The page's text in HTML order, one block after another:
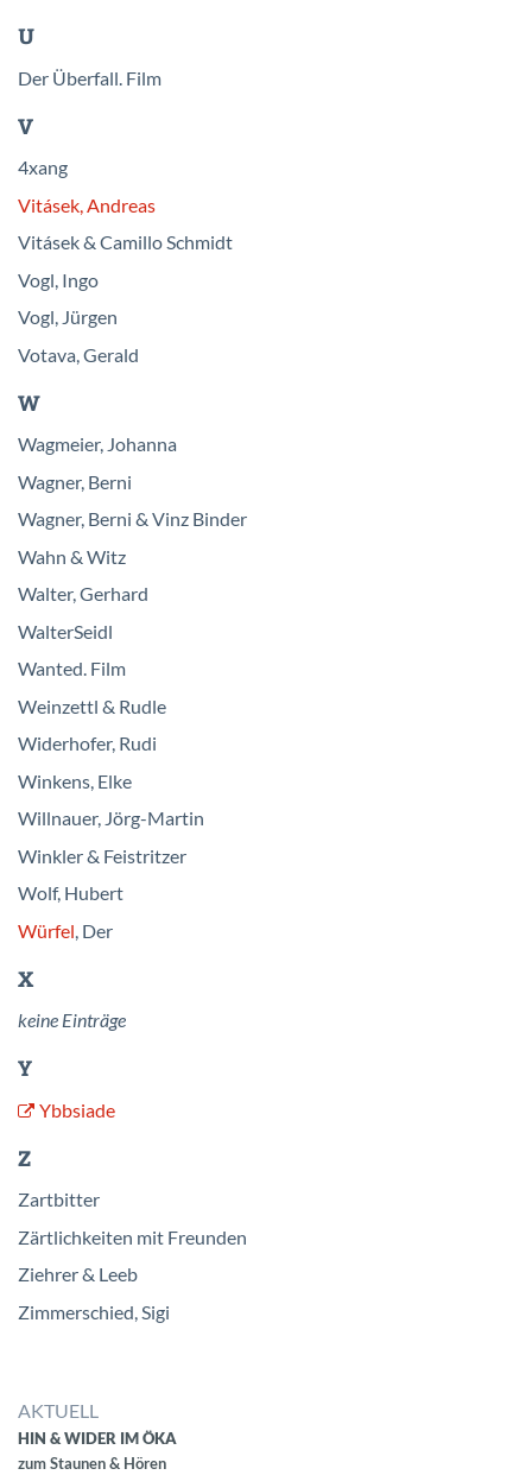
U
Der Überfall. Film
V
4xang
Vitásek, Andreas
Vitásek & Camillo Schmidt
Vogl, Ingo
Vogl, Jürgen
Votava, Gerald
W
Wagmeier, Johanna
Wagner, Berni
Wagner, Berni & Vinz Binder
Wahn & Witz
Walter, Gerhard
WalterSeidl
Wanted. Film
Weinzettl & Rudle
Widerhofer, Rudi
Winkens, Elke
Willnauer, Jörg-Martin
Winkler & Feistritzer
Wolf, Hubert
Würfel, Der
X
keine Einträge
Y
Ybbsiade
Z
Zartbitter
Zärtlichkeiten mit Freunden
Ziehrer & Leeb
Zimmerschied, Sigi
AKTUELL
HIN & WIDER IM ÖKA
zum Staunen & Hören